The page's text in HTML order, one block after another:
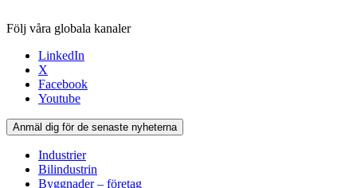
Följ våra globala kanaler
LinkedIn
X
Facebook
Youtube
Anmäl dig för de senaste nyheterna
Industrier
Bilindustrin
Byggnader – företag